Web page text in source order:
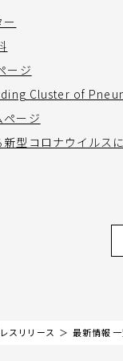
ージ
Cluster of
ページ
型コロナウイルス
スリリース 最新情報